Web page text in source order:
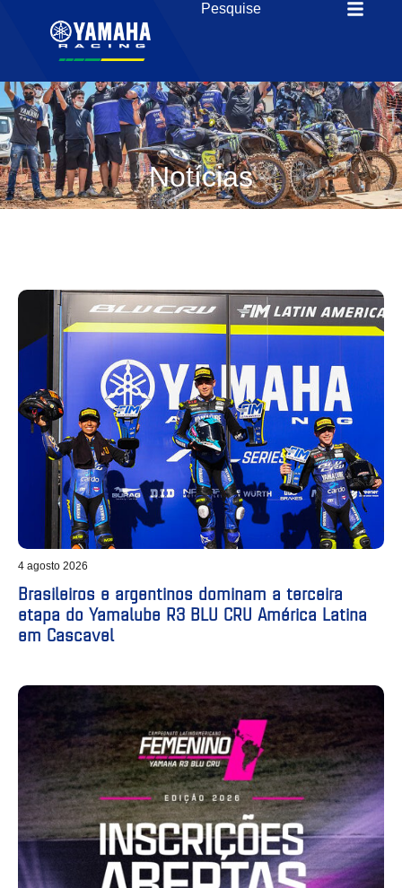
Notícias
4 agosto 2026
Brasileiros e argentinos dominam a terceira
etapa do Yamalube R3 BLU CRU América Latina
em Cascavel